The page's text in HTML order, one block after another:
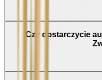
Czy dostarczycie